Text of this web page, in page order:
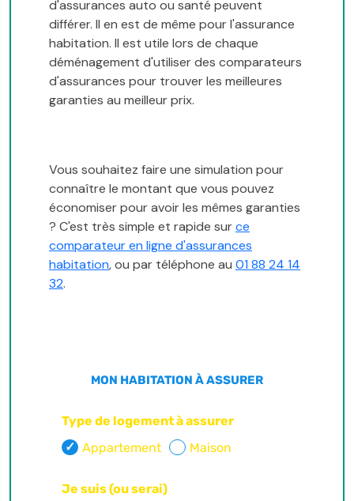
d'assurances auto ou santé peuvent
différer. Il en est de même pour l'assurance
habitation. Il est utile lors de chaque
déménagement d'utiliser des comparateurs
d'assurances pour trouver les meilleures
garanties au meilleur prix.
Vous souhaitez faire une simulation pour
connaître le montant que vous pouvez
économiser pour avoir les mêmes garanties
? C'est très simple et rapide surce
comparateur en ligne d'assurances
habitation, ou par téléphone au 01 88 24 14
32.